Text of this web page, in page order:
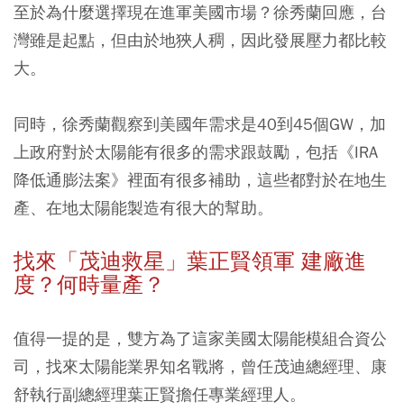
至於為什麼選擇現在進軍美國市場？徐秀蘭回應，台
灣雖是起點，但由於地狹人稠，因此發展壓力都比較
大。
同時，徐秀蘭觀察到美國年需求是40到45個GW，加
上政府對於太陽能有很多的需求跟鼓勵，包括《IRA
降低通膨法案》裡面有很多補助，這些都對於在地生
產、在地太陽能製造有很大的幫助。
找來「茂迪救星」葉正賢領軍 建廠進
度？何時量產？
值得一提的是，雙方為了這家美國太陽能模組合資公
司，找來太陽能業界知名戰將，曾任茂迪總經理、康
舒執行副總經理葉正賢擔任專業經理人。